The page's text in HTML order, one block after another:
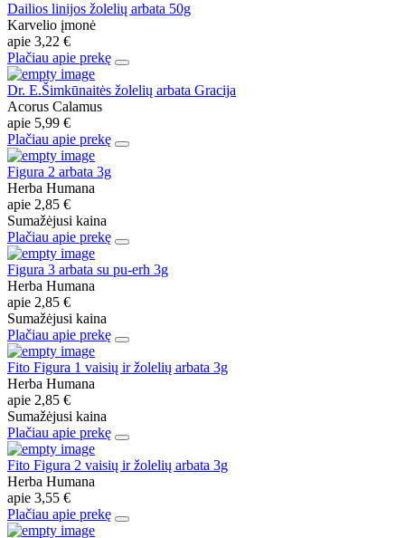
Dailios linijos žolelių arbata 50g
Karvelio įmonė
apie 3,22 €
Plačiau apie prekę
Dr. E.Šimkūnaitės žolelių arbata Gracija
Acorus Calamus
apie 5,99 €
Plačiau apie prekę
Figura 2 arbata 3g
Herba Humana
apie 2,85 €
Sumažėjusi kaina
Plačiau apie prekę
Figura 3 arbata su pu-erh 3g
Herba Humana
apie 2,85 €
Sumažėjusi kaina
Plačiau apie prekę
Fito Figura 1 vaisių ir žolelių arbata 3g
Herba Humana
apie 2,85 €
Sumažėjusi kaina
Plačiau apie prekę
Fito Figura 2 vaisių ir žolelių arbata 3g
Herba Humana
apie 3,55 €
Plačiau apie prekę